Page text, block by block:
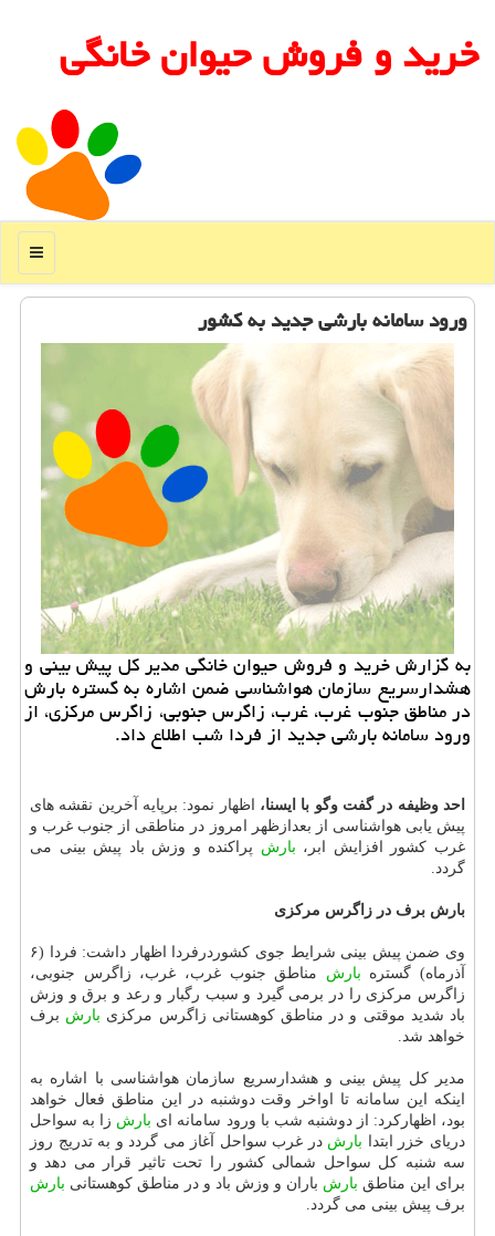
خرید و فروش حیوان خانگی
منو
ورود سامانه بارشی جدید به كشور
به گزارش خرید و فروش حیوان خانگی مدیر كل پیش بینی و
هشدارسریع سازمان هواشناسی ضمن اشاره به گستره بارش
در مناطق جنوب غرب، غرب، زاگرس جنوبی، زاگرس مركزی، از
ورود سامانه بارشی جدید از فردا شب اطلاع داد.
احد وظیفه در گفت وگو با ایسنا، اظهار نمود: برپایه آخرین نقشه های
پیش یابی هواشناسی از بعدازظهر امروز در مناطقی از جنوب غرب و
غرب كشور افزایش ابر، بارش پراكنده و وزش باد پیش بینی می
گردد.
بارش برف در زاگرس مركزی
وی ضمن پیش بینی شرایط جوی كشوردرفردا اظهار داشت: فردا (۶
آذرماه) گستره بارش مناطق جنوب غرب، غرب، زاگرس جنوبی،
زاگرس مركزی را در برمی گیرد و سبب رگبار و رعد و برق و وزش
باد شدید موقتی و در مناطق كوهستانی زاگرس مركزی بارش برف
خواهد شد.
مدیر كل پیش بینی و هشدارسریع سازمان هواشناسی با اشاره به
اینكه این سامانه تا اواخر وقت دوشنبه در این مناطق فعال خواهد
بود، اظهاركرد: از دوشنبه شب با ورود سامانه ای بارش زا به سواحل
دریای خزر ابتدا بارش در غرب سواحل آغاز می گردد و به تدریج روز
سه شنبه كل سواحل شمالی كشور را تحت تاثیر قرار می دهد و
برای این مناطق بارش باران و وزش باد و در مناطق كوهستانی بارش
برف پیش بینی می گردد.